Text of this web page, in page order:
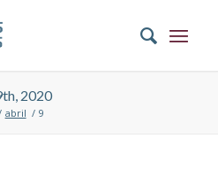
2020
abril / 9